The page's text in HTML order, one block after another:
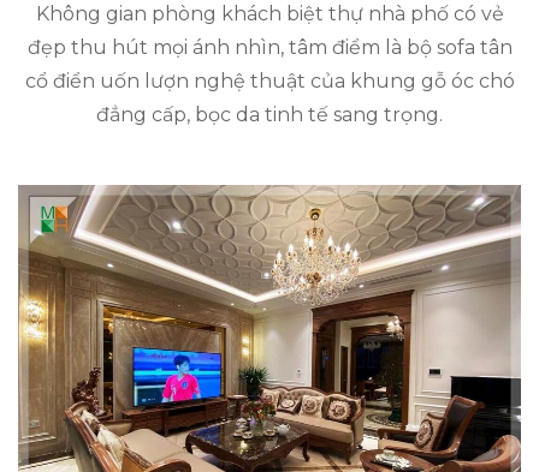
Không gian phòng khách biệt thự nhà phố có vẻ
đẹp thu hút mọi ánh nhìn, tâm điểm là bộ sofa tân
cổ điển uốn lượn nghệ thuật của khung gỗ óc chó
đẳng cấp, bọc da tinh tế sang trọng.